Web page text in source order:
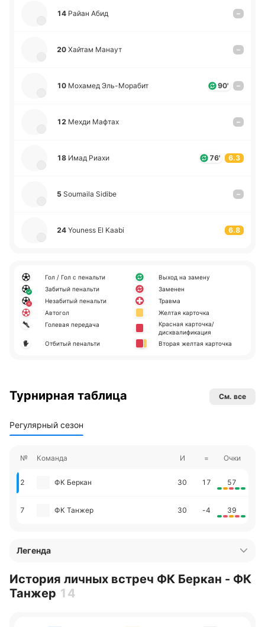
14 Райан Абид –
20 Хайтам Манаут –
10 Мо­ха­мед Эль-Мо­ра­бит 90' –
12 Мехди Мафтах –
18 Имад Риахи 76' 6.3
5 Soumaila Sidibe –
24 Youness El Kaabi 6.8
Гол / Гол с пенальти
Забитый пенальти
Незабитый пенальти
Автогол
Голевая передача
Отбитый пенальти
Выход на замену
Заменен
Травма
Желтая карточка
Красная карточка/
дисквалификация
Вторая желтая карточка
Турнирная таблица См. все
Регулярный сезон
№ Команда И = Очки
2 ФК Беркан 30 17 57
7 ФК Танжер 30 -4 39
Легенда
История личных встреч ФК Беркан - ФК
Танжер 14